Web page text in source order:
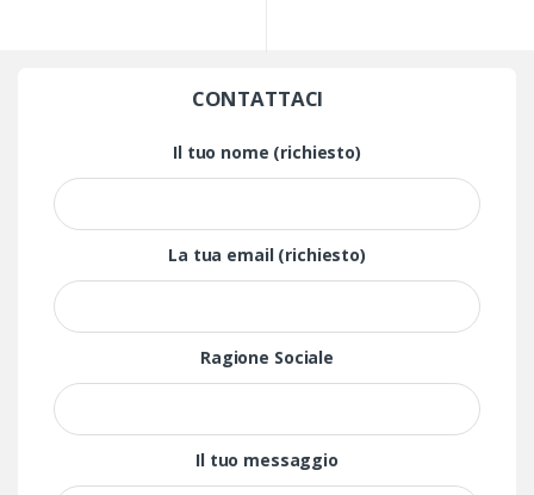
CONTATTACI
Il tuo nome (richiesto)
La tua email (richiesto)
Ragione Sociale
Il tuo messaggio